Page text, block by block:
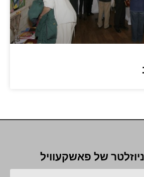
של פאשקעוויל